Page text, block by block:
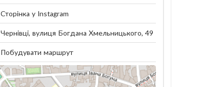
Сторінка у Instagram
Чернівці, вулиця Богдана Хмельницького, 49
Побудувати маршрут